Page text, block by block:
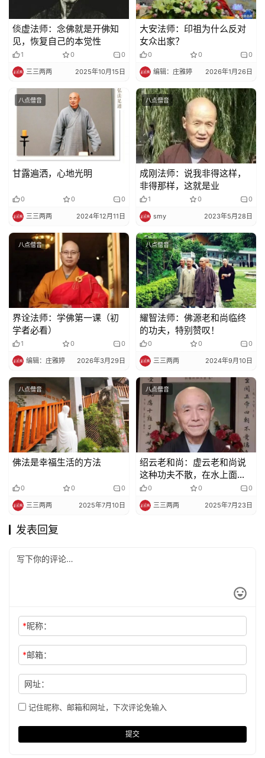
倓虚法师：念佛就是开佛知
见，恢复自己的本觉性
1 0 0
三三两两 2025年10月15日
大安法师：印祖为什么反对
女众出家？
0 0 0
编辑：庄雅婷 2026年1月26日
八点僧音
甘露遍洒，心地光明
0 0 0
三三两两 2024年12月11日
八点僧音
成刚法师：说我非得这样，
非得那样，这就是业
1 0 0
smy 2023年5月28日
八点僧音
界诠法师：学佛第一课（初
学者必看）
1 0 0
编辑：庄雅婷 2026年3月29日
八点僧音
耀智法师：佛源老和尚临终
的功夫，特别赞叹！
0 0 0
三三两两 2024年9月10日
八点僧音
佛法是幸福生活的方法
0 0 0
三三两两 2025年7月10日
八点僧音
绍云老和尚：虚云老和尚说
这种功夫不散，在水上面都
能走路、坐石头都是软的
0 0 0
三三两两 2025年7月23日
发表回复
*昵称：
*邮箱：
网址：
记住昵称、邮箱和网址，下次评论免输入
提交